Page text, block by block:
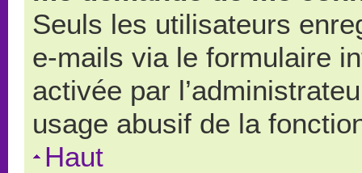
Seuls les utilisateurs
e-mails via le formulaire
activée par
usage abusif de la
Haut